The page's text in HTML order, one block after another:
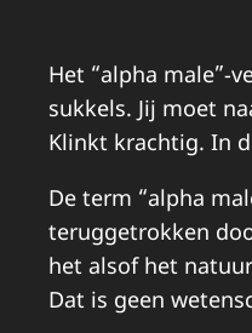
Het “alpha male”-
sukkels. Jij moet
Klinkt krachtig. In
De term “alpha
teruggetrokken
het alsof het
Dat is geen